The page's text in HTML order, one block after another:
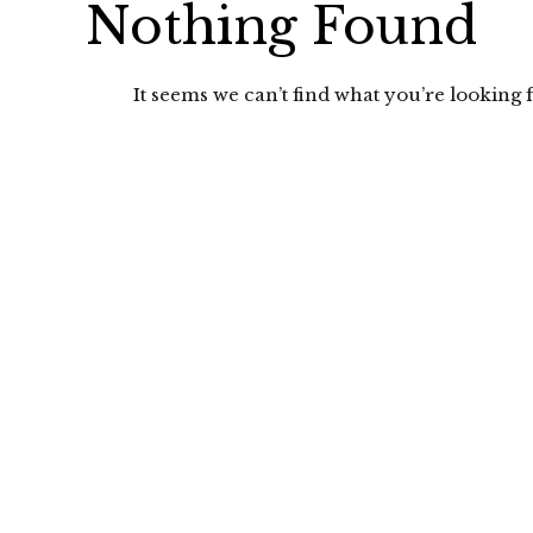
Nothing Found
It seems we can’t find what you’re looking